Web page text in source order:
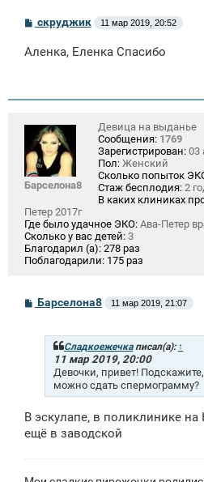
С
о
б
и
скруджик 11 мар 2019, 20:52
Аленка, Еленка Спасибо
Барселона8
Девица на выданье
Сообщения: 1769
Зарегистрирован: 03
Пол: Женский
Сколько попыток
Стаж бесплодия: 2
В каких клиниках
Петер 2017г
Где было удачное ЭКО: Ава-Петер
Сколько у вас детей: 3
Благодарил (а): 278 раз
Поблагодарили: 175 раз
С
о
Барселона8 11 мар 2019, 21:07
Сладкоежечкаписал(а): ↑
11 мар 2019, 20:00
Девочки, привет!
можно сдать спермограмму?
В эскулапе, в поликлинике
ещё в заводской